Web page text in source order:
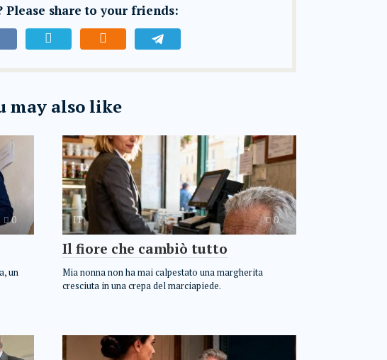
Please share to your friends:
may also like
0
un
IT 0
Il fiore che cambiò tutto
Mia nonna non ha mai calpestato una margherita
cresciuta in una crepa del marciapiede.